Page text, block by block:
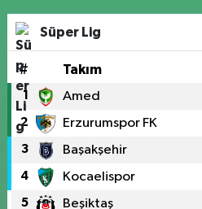
Süper Lig
# Takım
1 Amed
2 Erzurumspor FK
3 Başakşehir
4 Kocaelispor
5 Beşiktaş